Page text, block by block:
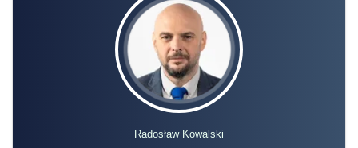
Radosław Kowalski